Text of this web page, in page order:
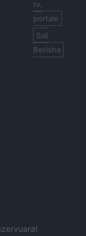
tv,
portale
Sali
Berisha